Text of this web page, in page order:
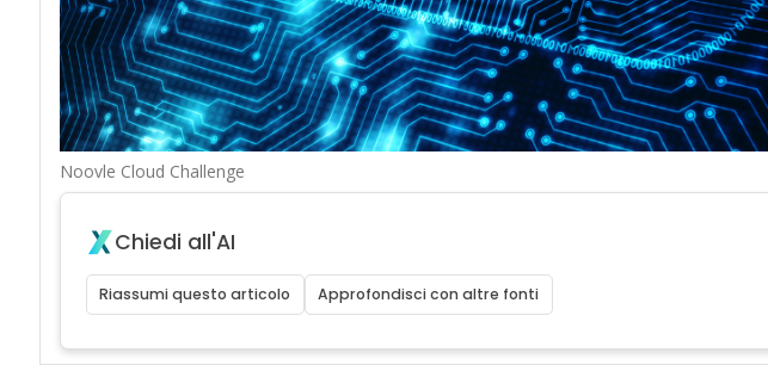
Noovle Cloud Challenge
Chiedi all'AI
Riassumi questo articolo Approfondisci con altre fonti